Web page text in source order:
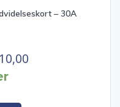
– 30A
Den